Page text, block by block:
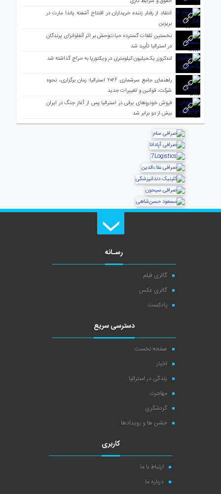
انتقاد از رفتار زننده خریداران در افتتاح آشفته پاندا مارت در
بریزبن
نخستین تلفات گسترده حیات‌وحش بر اثر آنفلوانزای پرندگان
در استرالیا تأیید شد
لندکروزر یک‌میلیون کیلومتری در ویکتوریا به حراج گذاشته شد
راهنمای جامع سرشماری ۲۰۲۶ استرالیا؛ زمان برگزاری، نحوه
شرکت، قوانین و تغییرات جدید
فروش خودروهای برقی در استرالیا پس از آغاز جنگ در ایران
بیش از دو برابر شد
رسـانه
گالری فیلم
گالری عکس
پادکست
دسترسی سریع
صفحه نخست
اخبار
زندگی در استرالیا
مهاجرت
گردشگری
جشن ها و رویدادها
کاربری
ارتباط با ما
درباره ما